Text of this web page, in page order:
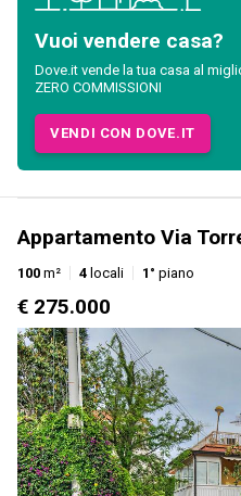
Vuoi vendere casa?
Dove.it vende la tua casa al
ZERO COMMISSIONI
VENDI CON DOVE.IT
Appartamento Via
100 m² 4 locali 1° piano
€ 275.000